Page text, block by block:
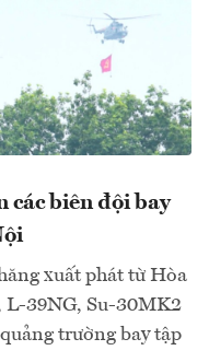
các biên đội bay
xuất phát từ Hòa
L-39NG, Su-30MK2
trường bay tập